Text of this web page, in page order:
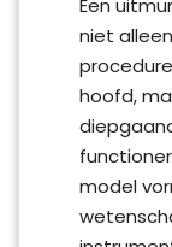
Een
niet
hoofd,
model